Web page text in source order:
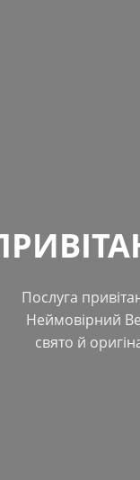
Послуга
Неймовірний
свято й